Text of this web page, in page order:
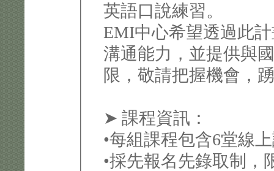
英語口說練習。
EMI中心希望透過此
溝通能力，並提供與
限，敬請把握機會，
➤ 課程資訊：
•每組課程包含6堂線
•採先報名先錄取制，